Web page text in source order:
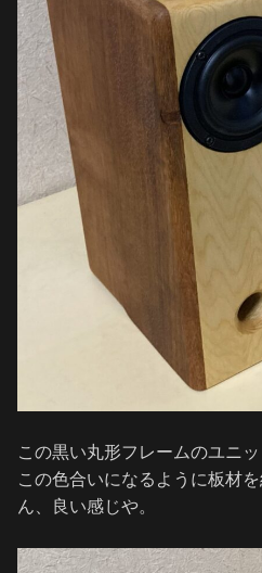
この黒い丸形フレームのユニ
この色合いになるように板材
ん、良い感じや。